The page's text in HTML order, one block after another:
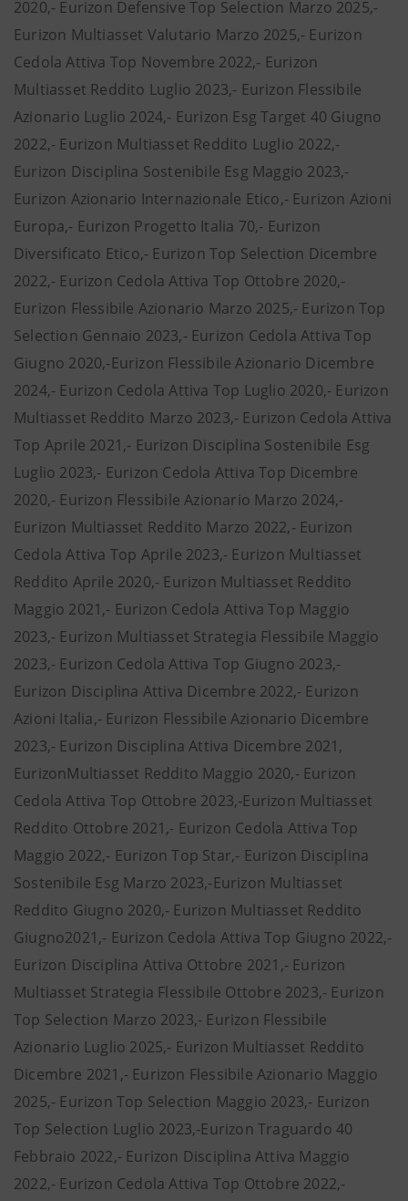
2020,- Eurizon Defensive Top Selection Marzo 2025,-
Eurizon Multiasset Valutario Marzo 2025,- Eurizon
Cedola Attiva Top Novembre 2022,- Eurizon
Multiasset Reddito Luglio 2023,- Eurizon Flessibile
Azionario Luglio 2024,- Eurizon Esg Target 40 Giugno
2022,- Eurizon Multiasset Reddito Luglio 2022,-
Eurizon Disciplina Sostenibile Esg Maggio 2023,-
Eurizon Azionario Internazionale Etico,- Eurizon Azioni
Europa,- Eurizon Progetto Italia 70,- Eurizon
Diversificato Etico,- Eurizon Top Selection Dicembre
2022,- Eurizon Cedola Attiva Top Ottobre 2020,-
Eurizon Flessibile Azionario Marzo 2025,- Eurizon Top
Selection Gennaio 2023,- Eurizon Cedola Attiva Top
Giugno 2020,-Eurizon Flessibile Azionario Dicembre
2024,- Eurizon Cedola Attiva Top Luglio 2020,- Eurizon
Multiasset Reddito Marzo 2023,- Eurizon Cedola Attiva
Top Aprile 2021,- Eurizon Disciplina Sostenibile Esg
Luglio 2023,- Eurizon Cedola Attiva Top Dicembre
2020,- Eurizon Flessibile Azionario Marzo 2024,-
Eurizon Multiasset Reddito Marzo 2022,- Eurizon
Cedola Attiva Top Aprile 2023,- Eurizon Multiasset
Reddito Aprile 2020,- Eurizon Multiasset Reddito
Maggio 2021,- Eurizon Cedola Attiva Top Maggio
2023,- Eurizon Multiasset Strategia Flessibile Maggio
2023,- Eurizon Cedola Attiva Top Giugno 2023,-
Eurizon Disciplina Attiva Dicembre 2022,- Eurizon
Azioni Italia,- Eurizon Flessibile Azionario Dicembre
2023,- Eurizon Disciplina Attiva Dicembre 2021,
EurizonMultiasset Reddito Maggio 2020,- Eurizon
Cedola Attiva Top Ottobre 2023,-Eurizon Multiasset
Reddito Ottobre 2021,- Eurizon Cedola Attiva Top
Maggio 2022,- Eurizon Top Star,- Eurizon Disciplina
Sostenibile Esg Marzo 2023,-Eurizon Multiasset
Reddito Giugno 2020,- Eurizon Multiasset Reddito
Giugno2021,- Eurizon Cedola Attiva Top Giugno 2022,-
Eurizon Disciplina Attiva Ottobre 2021,- Eurizon
Multiasset Strategia Flessibile Ottobre 2023,- Eurizon
Top Selection Marzo 2023,- Eurizon Flessibile
Azionario Luglio 2025,- Eurizon Multiasset Reddito
Dicembre 2021,- Eurizon Flessibile Azionario Maggio
2025,- Eurizon Top Selection Maggio 2023,- Eurizon
Top Selection Luglio 2023,-Eurizon Traguardo 40
Febbraio 2022,- Eurizon Disciplina Attiva Maggio
2022,- Eurizon Cedola Attiva Top Ottobre 2022,-